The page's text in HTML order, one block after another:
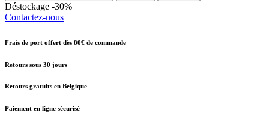
Déstockage -30%
Contactez-nous
Frais de port offert dès 80€ de commande
Retours sous 30 jours
Retours gratuits en Belgique
Paiement en ligne sécurisé